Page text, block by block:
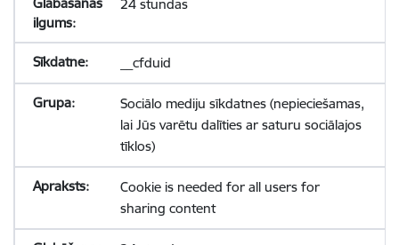
24 stundas
__cfduid
Sociālo mediju sīkdatnes (nepieciešamas,
lai Jūs varētu dalīties ar saturu sociālajos
tīklos)
Cookie is needed for all users for
sharing content